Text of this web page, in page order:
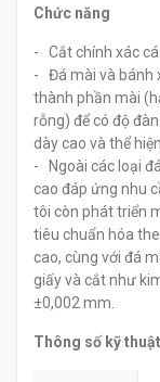
Chức năng
- Cắt chính xác
- Đá mài và bánh
thành phần mài
rỗng) để có độ
dày cao và thể
- Ngoài các loại
cao đáp ứng nhu
tôi còn phát triển
tiêu chuẩn hóa
cao, cùng với đá
giấy và cắt như
±0,002 mm.
Thông số kỹ thuật